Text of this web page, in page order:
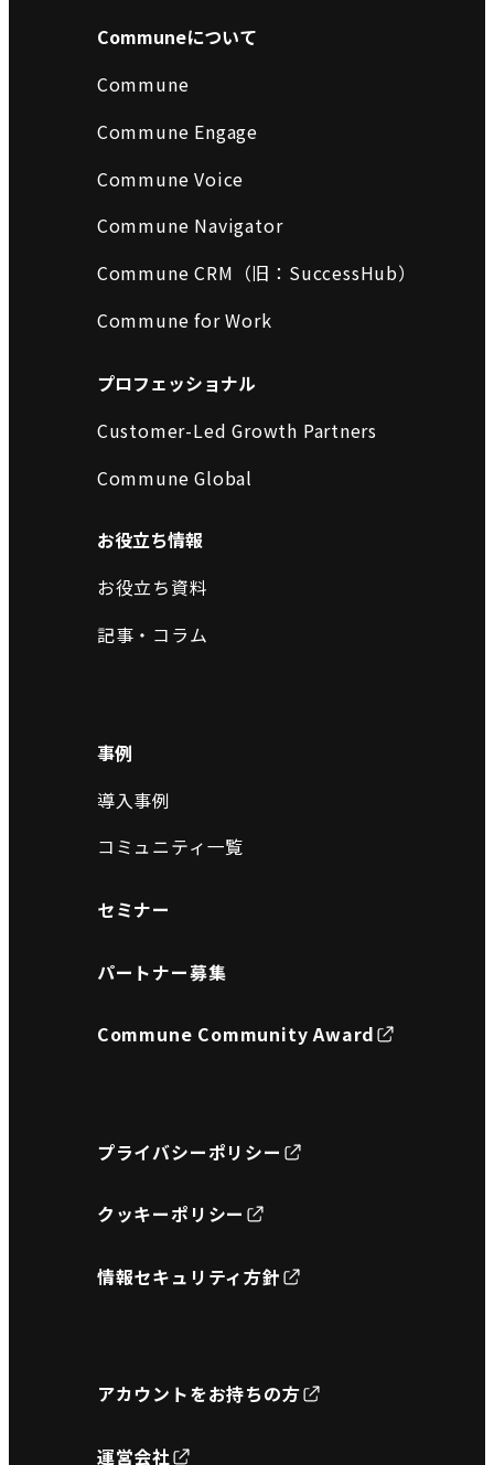
Communeについて
Commune
Commune Engage
Commune Voice
Commune Navigator
Commune CRM（旧：SuccessHub）
Commune for Work
プロフェッショナル
Customer-Led Growth Partners
Commune Global
お役立ち情報
お役立ち資料
記事・コラム
事例
導入事例
コミュニティ一覧
セミナー
パートナー募集
Commune Community Award
プライバシーポリシー
クッキーポリシー
情報セキュリティ方針
アカウントをお持ちの方
運営会社